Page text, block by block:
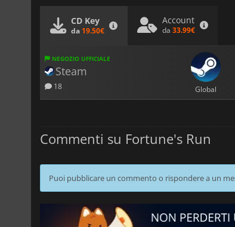
CD Key
da 19.50€
Account
da 33.99€
NEGOZIO UFFICIALE
Steam
18 Global
Commenti su Fortune's Run
Puoi pubblicare un commento o rispondere a un